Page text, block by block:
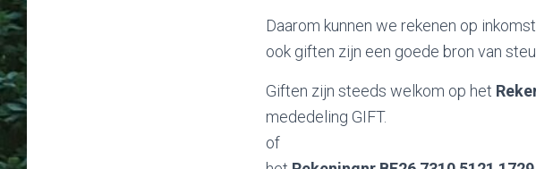
Daarom kunnen we rekenen op
ook giften zijn een goede bron van
Giften zijn steeds welkom op het
mededeling GIFT.
of